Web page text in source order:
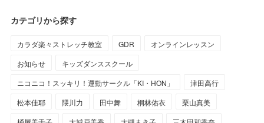
カテゴリから探す
カラダ楽々ストレッチ教室 GDR
オンラインレッスン
お知らせ
キッズダンススクール
ニコニコ！スッキリ！運動サークル「KI・HON」
津田高行
松本佳耶
隈川力 田中舞 桐林佑衣
栗山真美